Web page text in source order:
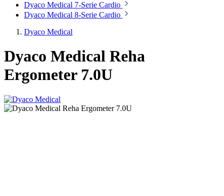
Dyaco Medical 7-Serie Cardio
Dyaco Medical 8-Serie Cardio
Dyaco Medical
Dyaco Medical Reha
Ergometer 7.0U